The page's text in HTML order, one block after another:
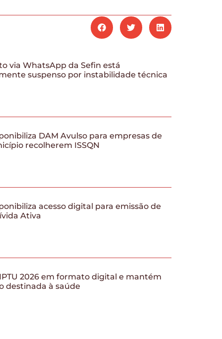
via WhatsApp da Sefin está
suspenso por instabilidade técnica
DAM Avulso para empresas de
recolherem ISSQN
acesso digital para emissão de
Ativa
2026 em formato digital e mantém
destinada à saúde